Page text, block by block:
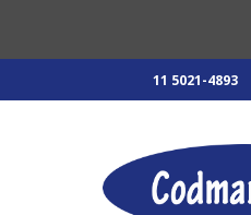
11 5021-4893